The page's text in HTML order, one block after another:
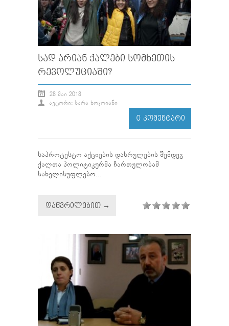
ᲡᲐᲓ ᲐᲠᲘᲐᲜ ᲥᲐᲚᲔᲑᲘ ᲡᲝᲛᲮᲔᲗᲘᲡ
ᲠᲔᲕᲝᲚᲣᲪᲘᲐᲨᲘ?
28 ᲛᲐᲘ 2018
ᲐᲕᲢᲝᲠᲘ: ᲡᲐᲠᲐ ᲮᲝᲯᲝᲘᲐᲜᲘ
0 ᲙᲝᲛᲔᲜᲢᲐᲠᲘ
საპროტესტო აქციების დასრულების შემდეგ
ქალთა პოლიტიკურმა ჩართულობამ
სახელისუფლებო...
ᲓᲐᲬᲕᲠᲘᲚᲔᲑᲘᲗ →